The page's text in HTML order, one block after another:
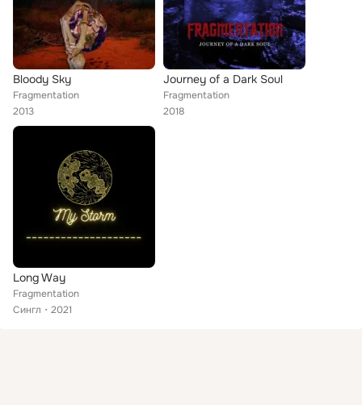
Bloody Sky
Fragmentation
2013
Journey of a Dark Soul
Fragmentation
2018
Long Way
Fragmentation
Сингл
2021